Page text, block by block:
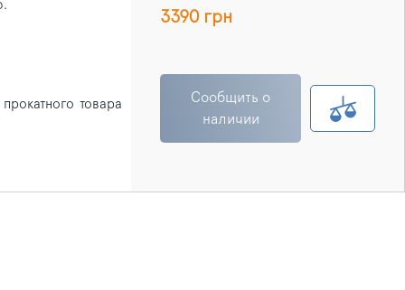
товара
3390 грн
Сообщить о
наличии